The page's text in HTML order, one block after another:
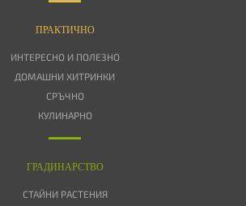
ПРАКТИЧНО
ИНТЕРЕСНО И ПОЛЕЗНО
ДОМАШНИ ХИТРИНКИ
СРЪЧНО
КУЛИНАРНО
ГРАДИНАРСТВО
СТАЙНИ РАСТЕНИЯ